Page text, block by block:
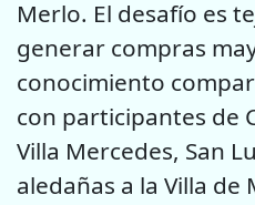
Merlo. El desafío es
generar compras
conocimiento
con participantes de
Villa Mercedes, San
aledañas a la Villa de